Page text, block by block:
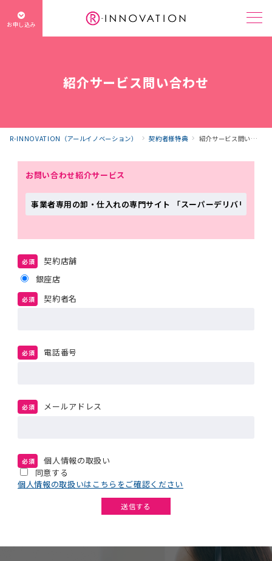
お申し込み
紹介サービス問い合わせ
R-INNOVATION（アールイノベーション） 契約者様特典 紹介サービス問い合わせ
お問い合わせ紹介サービス
必須
契約店舗
銀座店
必須 契約者名
必須 電話番号
必須 メールアドレス
必須
個人情報の取扱い
同意する
個人情報の取扱いはこちらをご確認ください